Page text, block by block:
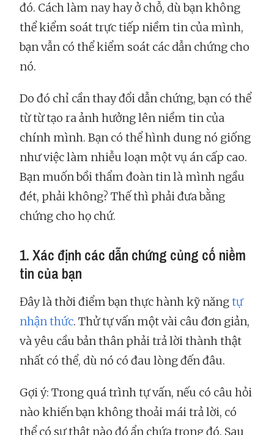
đó. Cách làm nay hay ở chỗ, dù bạn không
thể kiểm soát trực tiếp niềm tin của mình,
bạn vẫn có thể kiểm soát các dẫn chứng cho
nó.
Do đó chỉ cần thay đổi dẫn chứng, bạn có thể
từ từ tạo ra ảnh hưởng lên niềm tin của
chính mình. Bạn có thể hình dung nó giống
như việc làm nhiễu loạn một vụ án cấp cao.
Bạn muốn bồi thẩm đoàn tin là mình ngầu
đét, phải không? Thế thì phải đưa bằng
chứng cho họ chứ.
1. Xác định các dẫn chứng củng cố niềm
tin của bạn
Đây là thời điểm bạn thực hành kỹ năngtự
nhận thức. Thử tự vấn một vài câu đơn giản,
và yêu cầu bản thân phải trả lời thành thật
nhất có thể, dù nó có đau lòng đến đâu.
Gợi ý: Trong quá trình tự vấn, nếu có câu hỏi
nào khiến bạn không thoải mái trả lời, có
thể có sự thật nào đó ẩn chứa trong đó. Sau